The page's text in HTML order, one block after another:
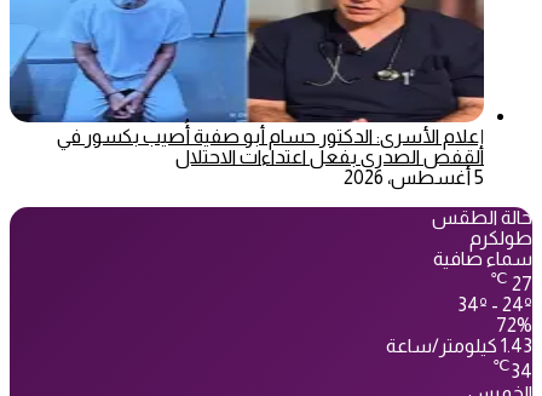
إعلام الأسرى: الدكتور حسام أبو صفية أُصيب بكسور في
القفص الصدري بفعل اعتداءات الاحتلال
5 أغسطس، 2026
حالة الطقس
طولكرم
سماء صافية
27
℃
34º - 24º
72%
1.43 كيلومتر/ساعة
34
℃